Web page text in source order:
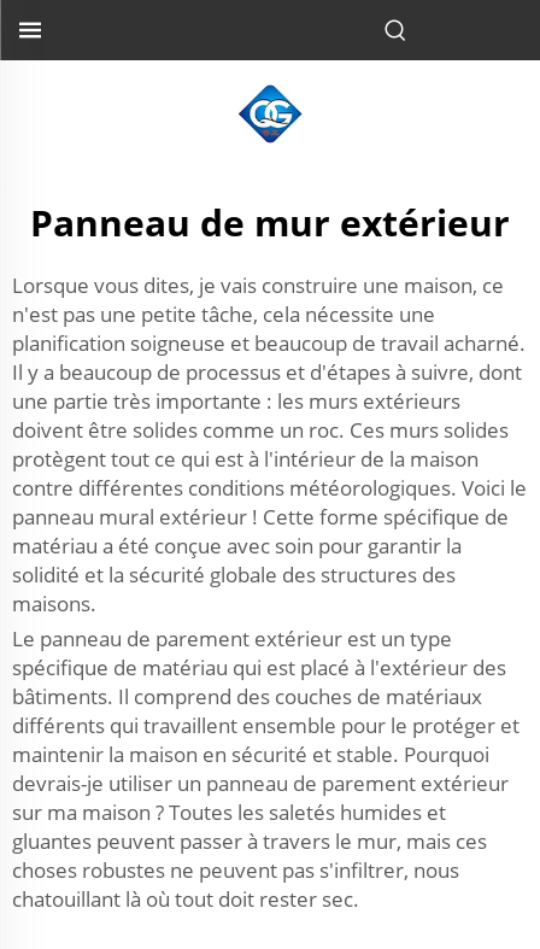
Panneau de mur extérieur
Lorsque vous dites, je vais construire une maison, ce
n'est pas une petite tâche, cela nécessite une
planification soigneuse et beaucoup de travail acharné.
Il y a beaucoup de processus et d'étapes à suivre, dont
une partie très importante : les murs extérieurs
doivent être solides comme un roc. Ces murs solides
protègent tout ce qui est à l'intérieur de la maison
contre différentes conditions météorologiques. Voici le
panneau mural extérieur ! Cette forme spécifique de
matériau a été conçue avec soin pour garantir la
solidité et la sécurité globale des structures des
maisons.
Le panneau de parement extérieur est un type
spécifique de matériau qui est placé à l'extérieur des
bâtiments. Il comprend des couches de matériaux
différents qui travaillent ensemble pour le protéger et
maintenir la maison en sécurité et stable. Pourquoi
devrais-je utiliser un panneau de parement extérieur
sur ma maison ? Toutes les saletés humides et
gluantes peuvent passer à travers le mur, mais ces
choses robustes ne peuvent pas s'infiltrer, nous
chatouillant là où tout doit rester sec.